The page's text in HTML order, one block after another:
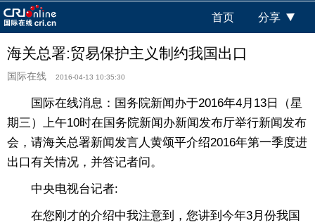
首页 分享
海关总署:贸易保护主义制约我国出口
国际在线 2016-04-13 10:35:30
国际在线消息：国务院新闻办于2016年4月13日（星
期三）上午10时在国务院新闻办新闻发布厅举行新闻发布
会，请海关总署新闻发言人黄颂平介绍2016年第一季度进
出口有关情况，并答记者问。
中央电视台记者:
在您刚才的介绍中我注意到，您讲到今年3月份我国